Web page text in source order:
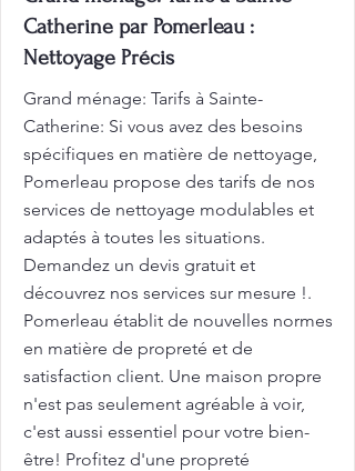
Catherine par Pomerleau :
Nettoyage Précis
Grand ménage: Tarifs à Sainte-
Catherine: Si vous avez des besoins
spécifiques en matière de nettoyage,
Pomerleau propose des tarifs de nos
services de nettoyage modulables et
adaptés à toutes les situations.
Demandez un devis gratuit et
découvrez nos services sur mesure !.
Pomerleau établit de nouvelles normes
en matière de propreté et de
satisfaction client. Une maison propre
n'est pas seulement agréable à voir,
c'est aussi essentiel pour votre bien-
être! Profitez d'une propreté